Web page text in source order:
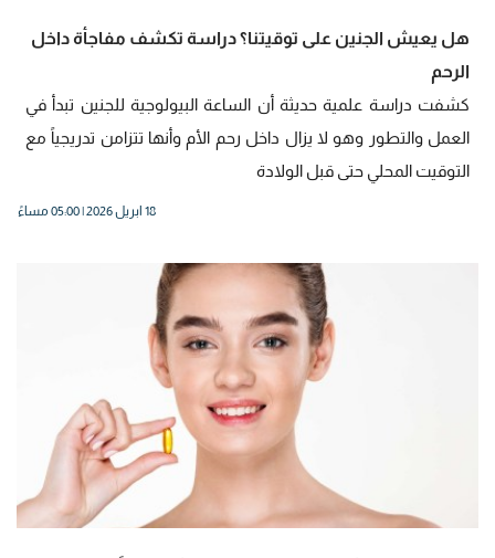
هل يعيش الجنين على توقيتنا؟ دراسة تكشف مفاجأة داخل
الرحم
كشفت دراسة علمية حديثة أن الساعة البيولوجية للجنين تبدأ في
العمل والتطور وهو لا يزال داخل رحم الأم وأنها تتزامن تدريجياً مع
التوقيت المحلي حتى قبل الولادة
18 ابريل 2026 | 05:00 مساءً